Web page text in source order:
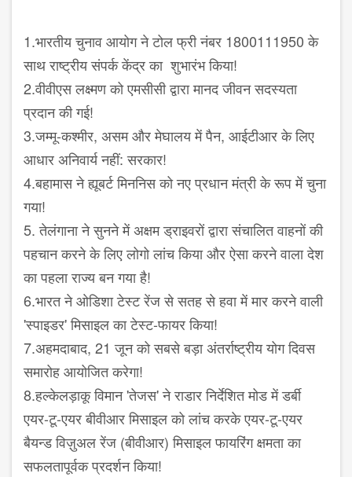
1.भारतीय चुनाव आयोग ने टोल फ्री नंबर 1800111950 के
साथ राष्ट्रीय संपर्क केंद्र का शुभारंभ किया!
2.वीवीएस लक्ष्मण को एमसीसी द्वारा मानद जीवन सदस्यता
प्रदान की गई!
3.जम्मू-कश्मीर, असम और मेघालय में पैन, आईटीआर के लिए
आधार अनिवार्य नहीं: सरकार!
4.बहामास ने ह्यूबर्ट मिननिस को नए प्रधान मंत्री के रूप में चुना
गया!
5. तेलंगाना ने सुनने में अक्षम ड्राइवरों द्वारा संचालित वाहनों की
पहचान करने के लिए लोगो लांच किया और ऐसा करने वाला देश
का पहला राज्य बन गया है!
6.भारत ने ओडिशा टेस्ट रेंज से सतह से हवा में मार करने वाली
'स्पाइडर' मिसाइल का टेस्ट-फायर किया!
7.अहमदाबाद, 21 जून को सबसे बड़ा अंतर्राष्ट्रीय योग दिवस
समारोह आयोजित करेगा!
8.हल्केलड़ाकू विमान 'तेजस' ने राडार निर्देशित मोड में डर्बी
एयर-टू-एयर बीवीआर मिसाइल को लांच करके एयर-टू-एयर
बैयन्ड विज़ुअल रेंज (बीवीआर) मिसाइल फायरिंग क्षमता का
सफलतापूर्वक प्रदर्शन किया!